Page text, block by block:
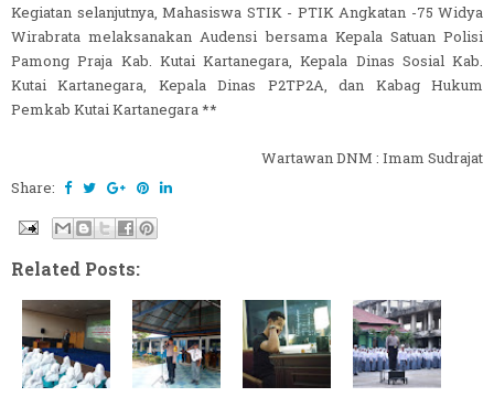
Kegiatan selanjutnya, Mahasiswa STIK - PTIK Angkatan -75 Widya
Wirabrata melaksanakan Audensi bersama Kepala Satuan Polisi
Pamong Praja Kab. Kutai Kartanegara, Kepala Dinas Sosial Kab.
Kutai Kartanegara, Kepala Dinas P2TP2A, dan Kabag Hukum
Pemkab Kutai Kartanegara **
Wartawan DNM : Imam Sudrajat
Share:
Related Posts: